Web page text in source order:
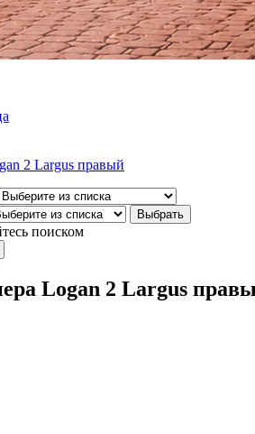
2 Largus правый
поиском
Logan 2 Largus